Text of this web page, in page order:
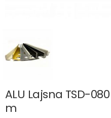
ALU Lajsna TSD-
m